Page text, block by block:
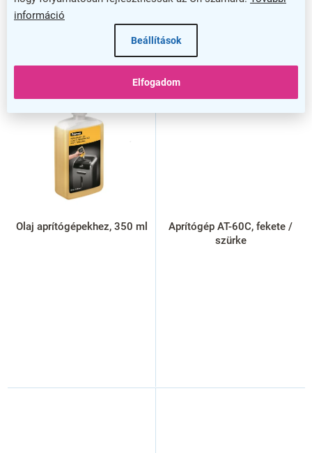
információ
Beállítások
Elfogadom
Olaj aprítógépekhez, 350 ml
Aprítógép AT-60C, fekete /
szürke